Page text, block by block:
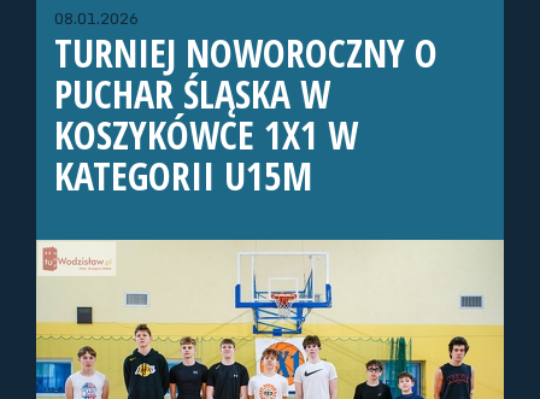
08.01.2026
TURNIEJ NOWOROCZNY O
PUCHAR ŚLĄSKA W
KOSZYKÓWCE 1X1 W
KATEGORII U15M